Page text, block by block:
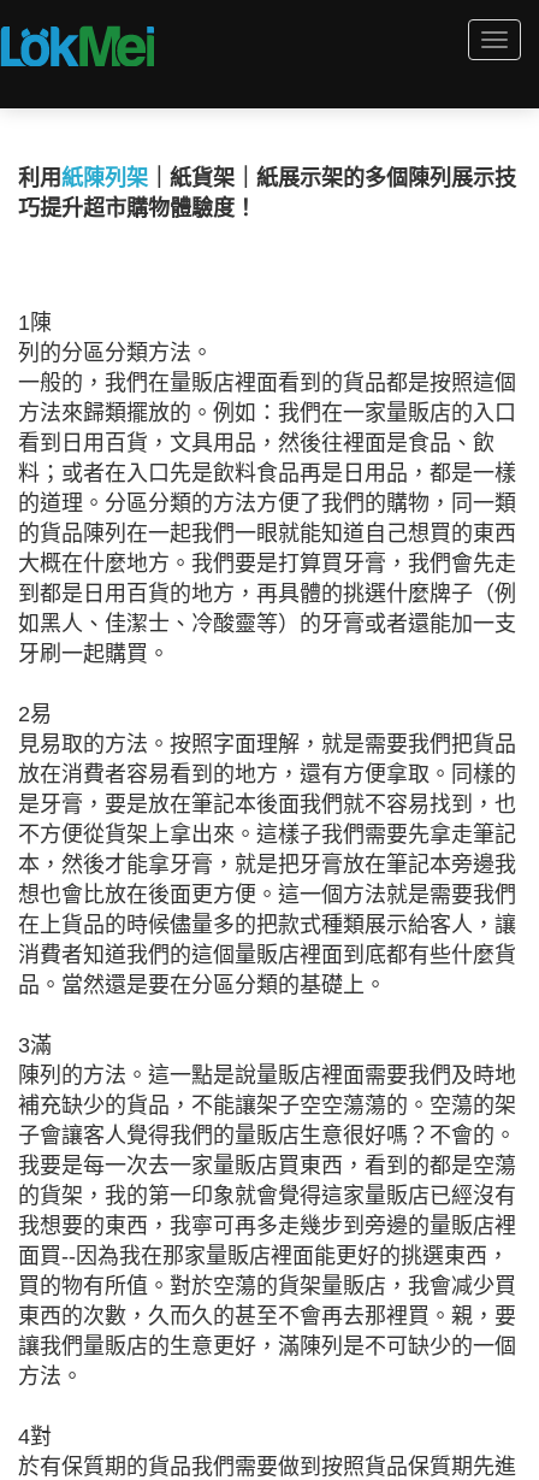
利用紙陳列架 ｜紙貨架｜紙展示架的多個陳列展示技
巧提升超市購物體驗度！
1陳
列的分區分類方法。
一般的，我們在量販店裡面看到的貨品都是按照這個
方法來歸類擺放的。例如：我們在一家量販店的入口
看到日用百貨，文具用品，然後往裡面是食品、飲
料；或者在入口先是飲料食品再是日用品，都是一樣
的道理。分區分類的方法方便了我們的購物，同一類
的貨品陳列在一起我們一眼就能知道自己想買的東西
大概在什麼地方。我們要是打算買牙膏，我們會先走
到都是日用百貨的地方，再具體的挑選什麼牌子（例
如黑人、佳潔士、冷酸靈等）的牙膏或者還能加一支
牙刷一起購買。
2易
見易取的方法。按照字面理解，就是需要我們把貨品
放在消費者容易看到的地方，還有方便拿取。同樣的
是牙膏，要是放在筆記本後面我們就不容易找到，也
不方便從貨架上拿出來。這樣子我們需要先拿走筆記
本，然後才能拿牙膏，就是把牙膏放在筆記本旁邊我
想也會比放在後面更方便。這一個方法就是需要我們
在上貨品的時候儘量多的把款式種類展示給客人，讓
消費者知道我們的這個量販店裡面到底都有些什麼貨
品。當然還是要在分區分類的基礎上。
3滿
陳列的方法。這一點是說量販店裡面需要我們及時地
補充缺少的貨品，不能讓架子空空蕩蕩的。空蕩的架
子會讓客人覺得我們的量販店生意很好嗎？不會的。
我要是每一次去一家量販店買東西，看到的都是空蕩
的貨架，我的第一印象就會覺得這家量販店已經沒有
我想要的東西，我寧可再多走幾步到旁邊的量販店裡
面買--因為我在那家量販店裡面能更好的挑選東西，
買的物有所值。對於空蕩的貨架量販店，我會减少買
東西的次數，久而久的甚至不會再去那裡買。親，要
讓我們量販店的生意更好，滿陳列是不可缺少的一個
方法。
4對
於有保質期的貨品我們需要做到按照貨品保質期先進